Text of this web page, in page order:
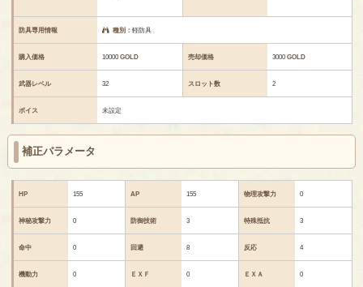
防具専用情報 種別：軽防具
購入価格 10000GOLD 売却価格 3000GOLD
武器レベル 32 スロット数 2
ボイス 未設定
補正パラメータ
HP 155 AP 155 物理攻撃力 0
神秘攻撃力 0 防御技術 3 特殊抵抗 3
命中 0 回避 8 反応 4
機動力 0 ＥＸＦ 0 ＥＸＡ 0